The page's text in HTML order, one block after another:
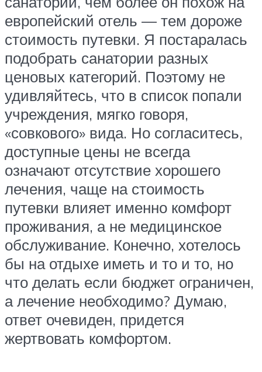
европейский отель — тем дороже
стоимость путевки. Я постаралась
подобрать санатории разных
ценовых категорий. Поэтому не
удивляйтесь, что в список попали
учреждения, мягко говоря,
«совкового» вида. Но согласитесь,
доступные цены не всегда
означают отсутствие хорошего
лечения, чаще на стоимость
путевки влияет именно комфорт
проживания, а не медицинское
обслуживание. Конечно, хотелось
бы на отдыхе иметь и то и то, но
что делать если бюджет ограничен,
а лечение необходимо? Думаю,
ответ очевиден, придется
жертвовать комфортом.